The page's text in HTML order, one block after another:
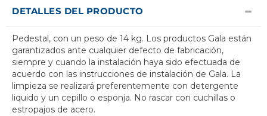
DETALLES DEL PRODUCTO
Pedestal, con un peso de 14 kg. Los productos Gala están
garantizados ante cualquier defecto de fabricación,
siempre y cuando la instalación haya sido efectuada de
acuerdo con las instrucciones de instalación de Gala. La
limpieza se realizará preferentemente con detergente
liquido y un cepillo o esponja. No rascar con cuchillas o
estropajos de acero.